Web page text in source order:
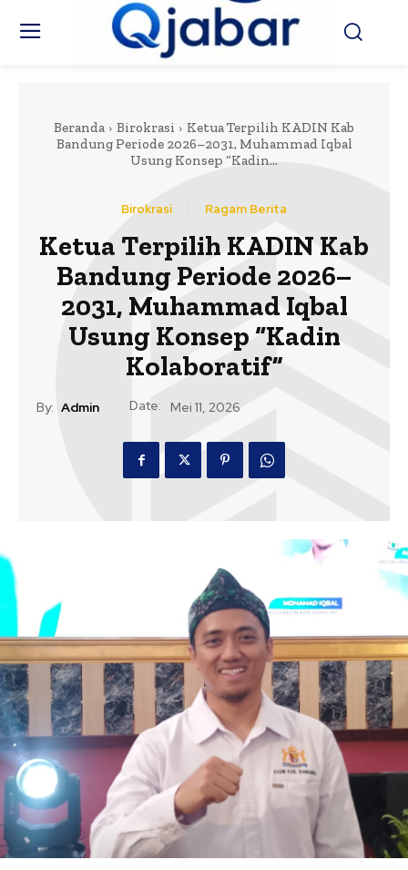
Beranda Birokrasi
Ketua Terpilih KADIN Kab
Bandung Periode 2026–2031, Muhammad Iqbal
Usung Konsep “Kadin...
Birokrasi Ragam Berita
Ketua Terpilih KADIN Kab
Bandung Periode 2026–
2031, Muhammad Iqbal
Usung Konsep “Kadin
Kolaboratif”
By: Admin Date: Mei 11, 2026